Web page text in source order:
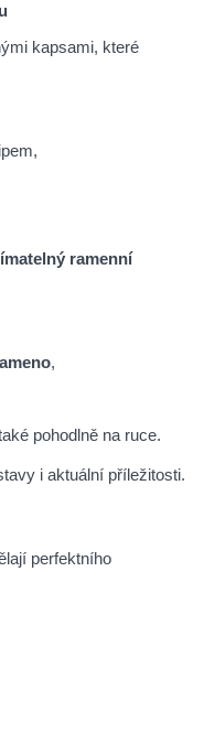
kapsami, které
ramenní
,
pohodlně na ruce.
i aktuální příležitosti.
perfektního